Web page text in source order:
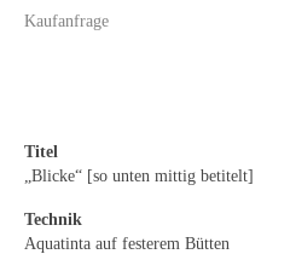
Wilhelm von Hillern-
Kaufanfrage
Titel
„Blicke“ [so unten mittig betitelt]
Technik
Aquatinta auf festerem Bütten